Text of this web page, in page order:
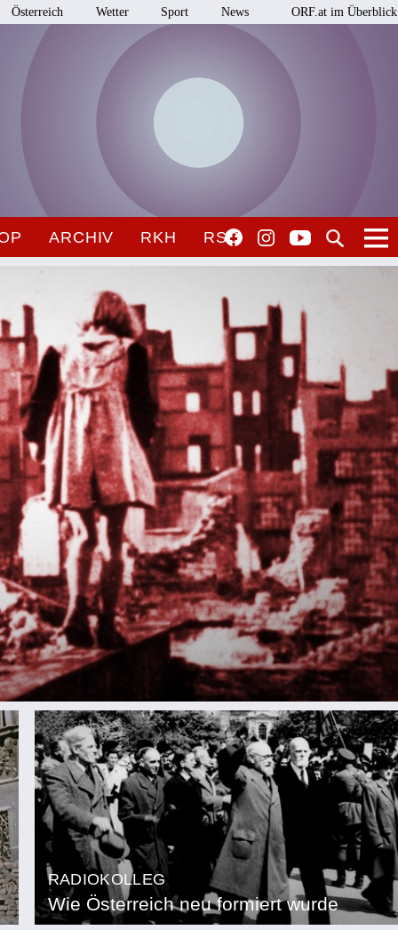
Österreich Wetter Sport News ORF.at im Überblick
ARCHIV RKH RSO
RADIOKOLLEG
Wie Österreich neu formiert wurde